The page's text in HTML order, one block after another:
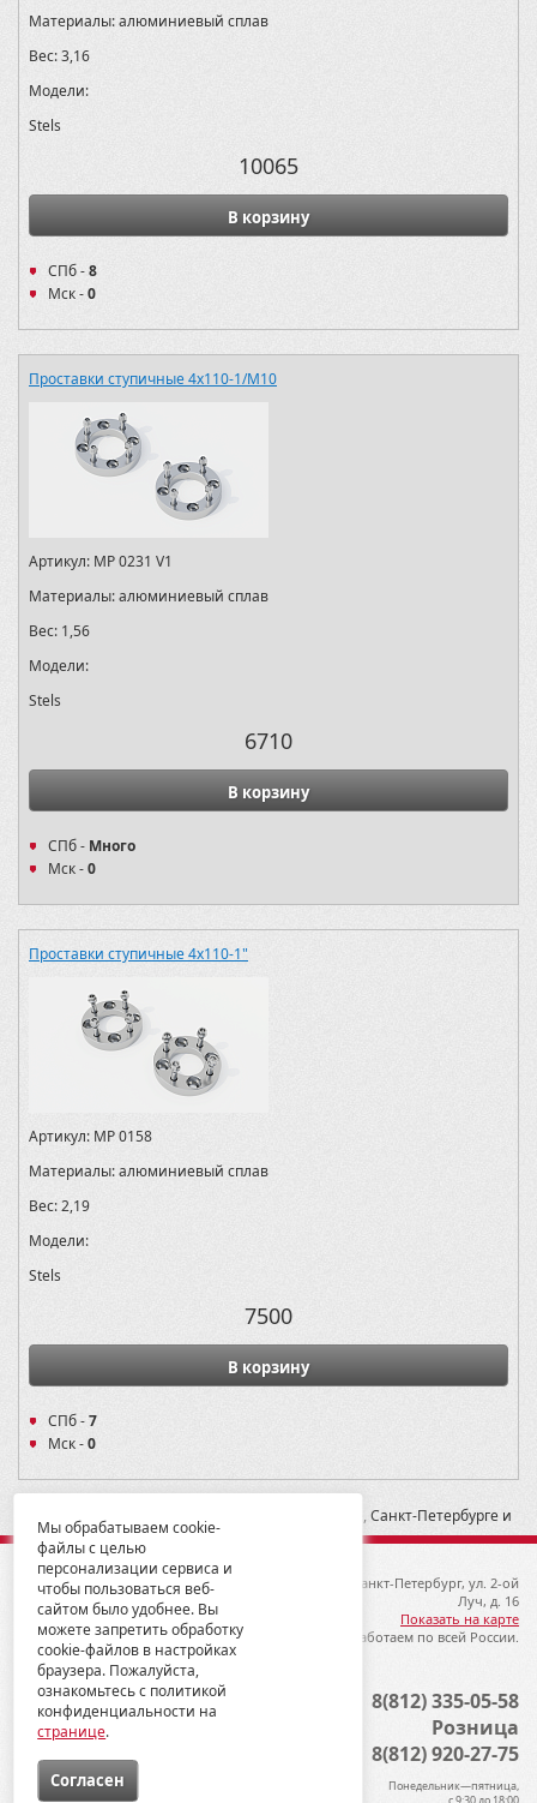
Материалы:алюминиевый сплав
Вес:3,16
Модели:
Stels
10065
В корзину
СПб -8
Мск -0
Проставки ступичные 4х110-1/M10
Артикул: MP 0231 V1
Материалы:алюминиевый сплав
Вес: 1,56
Модели:
Stels
6710
В корзину
СПб - Много
Мск -0
Проставки ступичные 4х110-1"
Артикул: MP 0158
Материалы:алюминиевый сплав
Вес:2,19
Модели:
Stels
7500
В корзину
СПб -7
Мск -0
* -- Рекомендованная розничная цена в Москве, Санкт-Петербурге и
Екатеринбурге
© 2012-2026 ГК Металлопродукция
192019, Санкт-Петербург, ул. 2-ой
Луч, д. 16
Показать на карте
Мы работаем по всей России.
8(812) 335-05-58
Розница
8(812) 920-27-75
Понедельник—пятница,
Мы обрабатываем cookie-
файлы с целью
персонализации сервиса и
чтобы пользоваться веб-
сайтом было удобнее. Вы
можете запретить обработку
cookie-файлов в настройках
браузера. Пожалуйста,
ознакомьтесь с политикой
конфиденциальности на
странице.
Cогласен